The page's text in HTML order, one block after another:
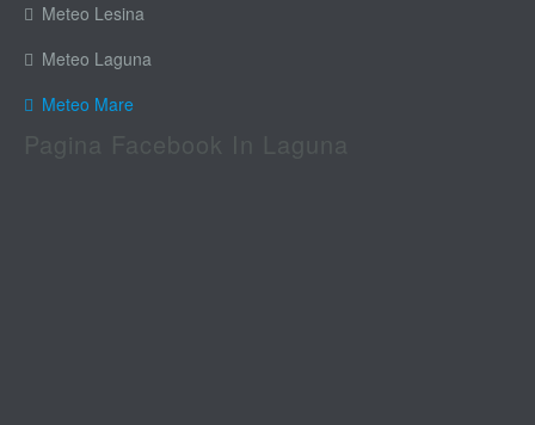
Meteo Lesina
Meteo Laguna
Meteo Mare